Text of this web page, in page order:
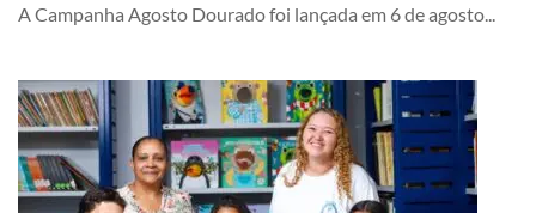
A Campanha Agosto Dourado foi lançada em 6 de agosto...